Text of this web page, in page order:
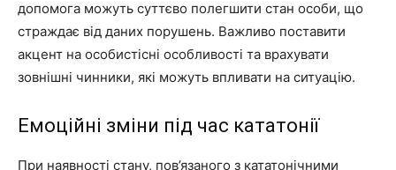
допомога можуть суттєво полегшити стан особи, що
страждає від даних порушень. Важливо поставити
акцент на особистісні особливості та врахувати
зовнішні чинники, які можуть впливати на ситуацію.
Емоційні зміни під час кататонії
При наявності стану, пов’язаного з кататонічними